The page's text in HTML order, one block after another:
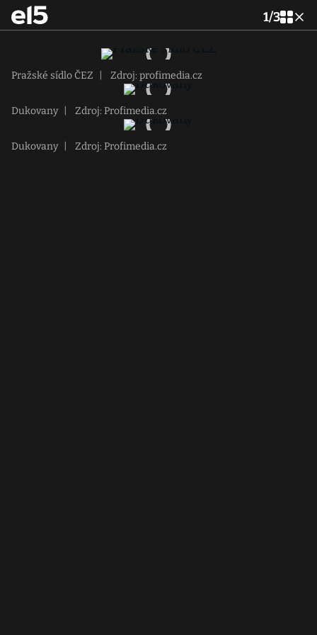
1/3
Pražské sídlo ČEZ Zdroj: profimedia.cz
Dukovany Zdroj: Profimedia.cz
Dukovany Zdroj: Profimedia.cz